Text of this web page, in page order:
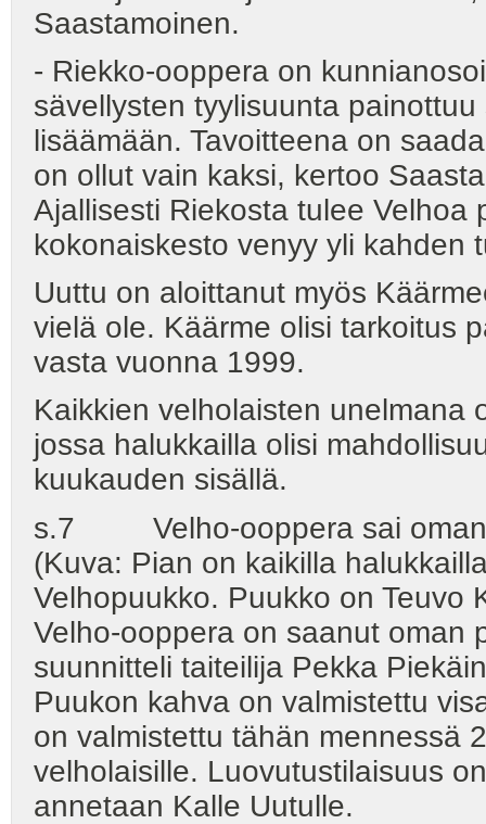
Saastamoinen.
- Riekko-ooppera on
sävellysten tyylisuunta
lisäämään. Tavoitteena on
on ollut vain kaksi, kertoo
Ajallisesti Riekosta tulee Velhoa
kokonaiskesto venyy yli kahden
Uuttu on aloittanut myös
vielä ole. Käärme olisi tarkoitus
vasta vuonna 1999.
Kaikkien velholaisten unelmana
jossa halukkailla olisi
kuukauden sisällä.
s.7 Velho-ooppera sai oman
(Kuva: Pian on kaikilla
Velhopuukko. Puukko on Teuvo
Velho-ooppera on saanut oman
suunnitteli taiteilija Pekka
Puukon kahva on valmistettu
on valmistettu tähän mennessä
velholaisille. Luovutustilaisuus
annetaan Kalle Uutulle.